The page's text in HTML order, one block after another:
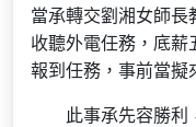
當承轉交劉湘女師
收聽外電任務，底薪
報到任務，事前當擬
此事承先容勝